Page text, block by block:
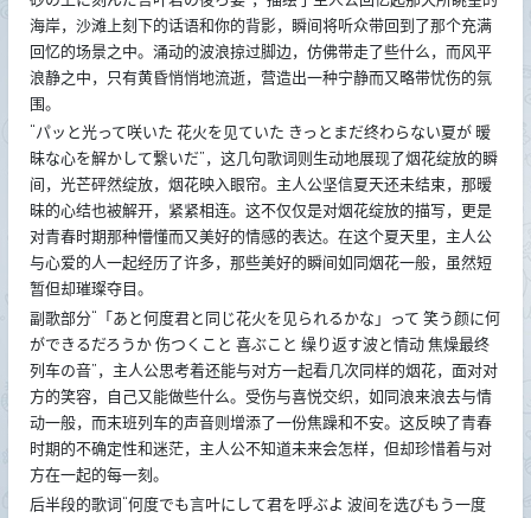
海岸，沙滩上刻下的话语和你的背影，瞬间将听众带回到了那个充满
回忆的场景之中。涌动的波浪掠过脚边，仿佛带走了些什么，而风平
浪静之中，只有黄昏悄悄地流逝，营造出一种宁静而又略带忧伤的氛
围。
“パッと光って咲いた 花火を见ていた きっとまだ终わらない夏が 暧
昧な心を解かして繋いだ”，这几句歌词则生动地展现了烟花绽放的瞬
间，光芒砰然绽放，烟花映入眼帘。主人公坚信夏天还未结束，那暧
昧的心结也被解开，紧紧相连。这不仅仅是对烟花绽放的描写，更是
对青春时期那种懵懂而又美好的情感的表达。在这个夏天里，主人公
与心爱的人一起经历了许多，那些美好的瞬间如同烟花一般，虽然短
暂但却璀璨夺目。
副歌部分“「あと何度君と同じ花火を见られるかな」って 笑う颜に何
ができるだろうか 伤つくこと 喜ぶこと 缲り返す波と情动 焦燥最终
列车の音”，主人公思考着还能与对方一起看几次同样的烟花，面对对
方的笑容，自己又能做些什么。受伤与喜悦交织，如同浪来浪去与情
动一般，而末班列车的声音则增添了一份焦躁和不安。这反映了青春
时期的不确定性和迷茫，主人公不知道未来会怎样，但却珍惜着与对
方在一起的每一刻。
后半段的歌词“何度でも言叶にして君を呼ぶよ 波间を选びもう一度